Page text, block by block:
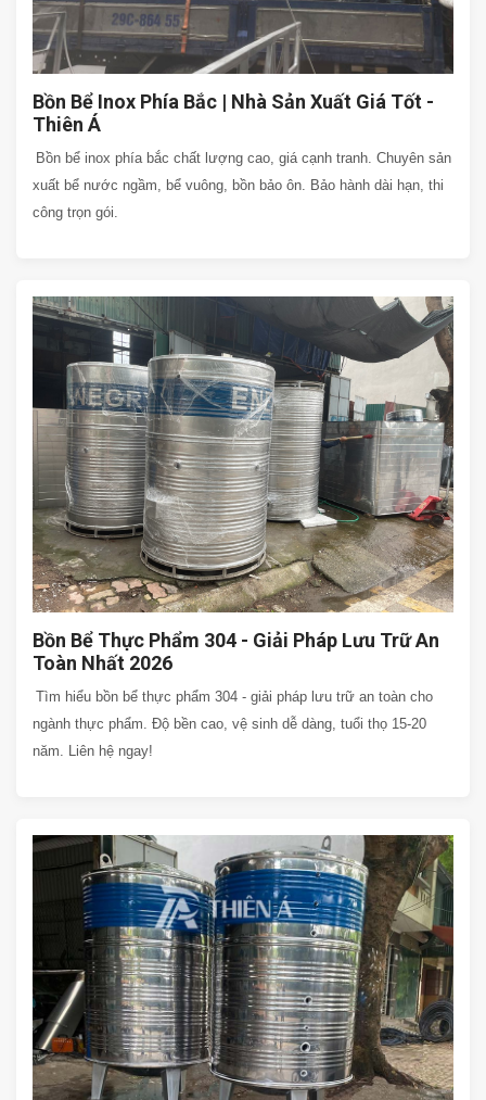
Bồn Bể Inox Phía Bắc | Nhà Sản Xuất Giá Tốt -
Thiên Á
Bồn bể inox phía bắc chất lượng cao, giá cạnh tranh. Chuyên sản
xuất bể nước ngầm, bể vuông, bồn bảo ôn. Bảo hành dài hạn, thi
công trọn gói.
Bồn Bể Thực Phẩm 304 - Giải Pháp Lưu Trữ An
Toàn Nhất 2026
Tìm hiểu bồn bể thực phẩm 304 - giải pháp lưu trữ an toàn cho
ngành thực phẩm. Độ bền cao, vệ sinh dễ dàng, tuổi thọ 15-20
năm. Liên hệ ngay!